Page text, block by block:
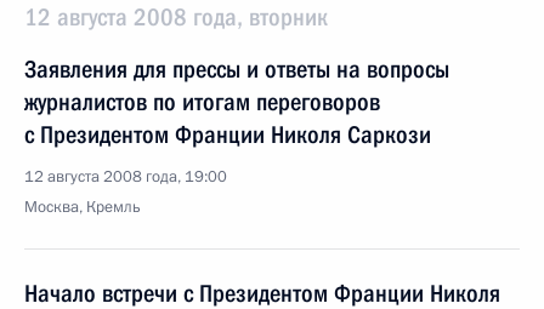
12 августа 2008 года, вторник
Заявления для прессы и ответы на вопросы
журналистов по итогам переговоров
с Президентом Франции Николя Саркози
12 августа 2008 года, 19:00
Москва, Кремль
Начало встречи с Президентом Франции Николя